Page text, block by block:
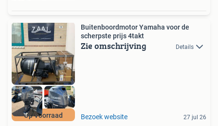
Op Voorraad
Buitenboordmotor Yamaha voor de
scherpste prijs 4takt
Zie omschrijving Details
Bezoek website 27 jul 26